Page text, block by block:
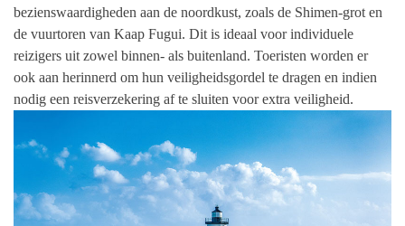
bezienswaardigheden aan de noordkust, zoals de Shimen-grot en
de vuurtoren van Kaap Fugui. Dit is ideaal voor individuele
reizigers uit zowel binnen- als buitenland. Toeristen worden er
ook aan herinnerd om hun veiligheidsgordel te dragen en indien
nodig een reisverzekering af te sluiten voor extra veiligheid.